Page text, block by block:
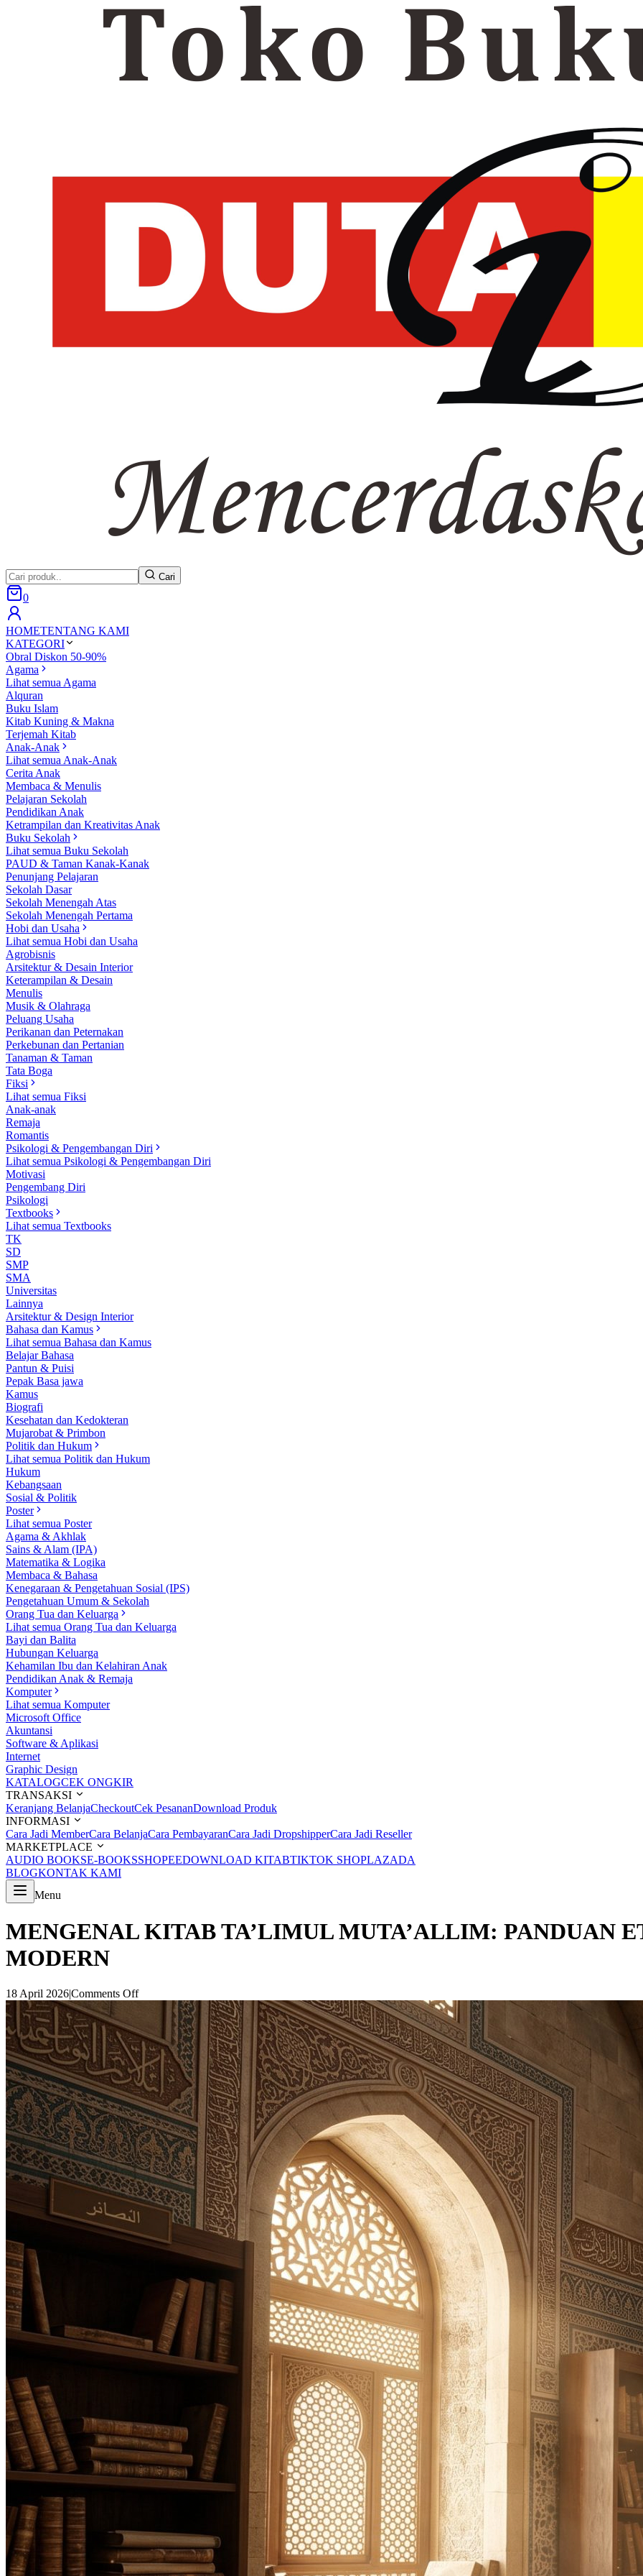
Cari
0
HOMETENTANG KAMI
KATEGORI
Obral Diskon 50-90%
Agama
Lihat semua Agama
Alquran
Buku Islam
Kitab Kuning & Makna
Terjemah Kitab
Anak-Anak
Lihat semua Anak-Anak
Cerita Anak
Membaca & Menulis
Pelajaran Sekolah
Pendidikan Anak
Ketrampilan dan Kreativitas Anak
Buku Sekolah
Lihat semua Buku Sekolah
PAUD & Taman Kanak-Kanak
Penunjang Pelajaran
Sekolah Dasar
Sekolah Menengah Atas
Sekolah Menengah Pertama
Hobi dan Usaha
Lihat semua Hobi dan Usaha
Agrobisnis
Arsitektur & Desain Interior
Keterampilan & Desain
Menulis
Musik & Olahraga
Peluang Usaha
Perikanan dan Peternakan
Perkebunan dan Pertanian
Tanaman & Taman
Tata Boga
Fiksi
Lihat semua Fiksi
Anak-anak
Remaja
Romantis
Psikologi & Pengembangan Diri
Lihat semua Psikologi & Pengembangan Diri
Motivasi
Pengembang Diri
Psikologi
Textbooks
Lihat semua Textbooks
TK
SD
SMP
SMA
Universitas
Lainnya
Arsitektur & Design Interior
Bahasa dan Kamus
Lihat semua Bahasa dan Kamus
Belajar Bahasa
Pantun & Puisi
Pepak Basa jawa
Kamus
Biografi
Kesehatan dan Kedokteran
Mujarobat & Primbon
Politik dan Hukum
Lihat semua Politik dan Hukum
Hukum
Kebangsaan
Sosial & Politik
Poster
Lihat semua Poster
Agama & Akhlak
Sains & Alam (IPA)
Matematika & Logika
Membaca & Bahasa
Kenegaraan & Pengetahuan Sosial (IPS)
Pengetahuan Umum & Sekolah
Orang Tua dan Keluarga
Lihat semua Orang Tua dan Keluarga
Bayi dan Balita
Hubungan Keluarga
Kehamilan Ibu dan Kelahiran Anak
Pendidikan Anak & Remaja
Komputer
Lihat semua Komputer
Microsoft Office
Akuntansi
Software & Aplikasi
Internet
Graphic Design
KATALOGCEK ONGKIR
TRANSAKSI
Keranjang BelanjaCheckoutCek PesananDownload Produk
INFORMASI
Cara Jadi MemberCara BelanjaCara PembayaranCara Jadi DropshipperCara Jadi Reseller
MARKETPLACE
AUDIO BOOKSE-BOOKSSHOPEEDOWNLOAD KITABTIKTOK SHOPLAZADA
BLOGKONTAK KAMI
Menu
MENGENAL KITAB TA’LIMUL MUTA’ALLIM: PANDUAN
MODERN
18 April 2026|Comments Off